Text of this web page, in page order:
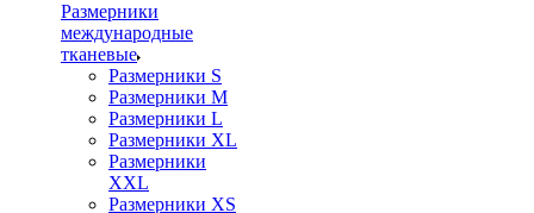
Размерники
международные
тканевые
Размерники S
Размерники M
Размерники L
Размерники XL
Размерники
XXL
Размерники XS